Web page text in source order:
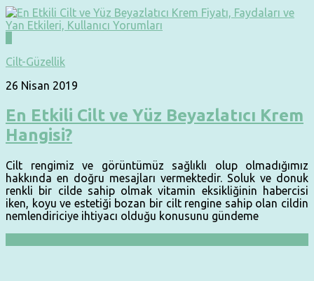
Cilt-Güzellik
26 Nisan 2019
En Etkili Cilt ve Yüz Beyazlatıcı Krem
Hangisi?
Cilt rengimiz ve görüntümüz sağlıklı olup olmadığımız
hakkında en doğru mesajları vermektedir. Soluk ve donuk
renkli bir cilde sahip olmak vitamin eksikliğinin habercisi
iken, koyu ve estetiği bozan bir cilt rengine sahip olan cildin
nemlendiriciye ihtiyacı olduğu konusunu gündeme